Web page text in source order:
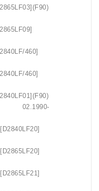
460]
460]
02.1990-